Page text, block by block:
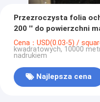
Przezroczysta folia
200 '' do powierzchni
Cena：USD(0.03-5) /
kwadratowych, 10000
nadrukiem
Najlepsza cena